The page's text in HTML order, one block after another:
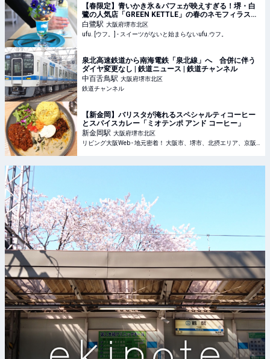
【春限定】青いかき氷＆パフェが映えすぎる！堺・白
鷺の人気店「GREEN KETTLE」の春のネモフィラスイ
ーツとは？ - ufu. [ウフ。]
白鷺駅 大阪府堺市北区
ufu. [ウフ。] - スイーツがないと始まらないufu.ウフ。
泉北高速鉄道から南海電鉄「泉北線」へ 合併に伴う
ダイヤ変更なし | 鉄道ニュース | 鉄道チャンネル
中百舌鳥駅 大阪府堺市北区
鉄道チャンネル
【新金岡】バリスタが淹れるスペシャルティコーヒー
とスパイスカレー「ミオテンポ アンド コーヒー」
新金岡駅 大阪府堺市北区